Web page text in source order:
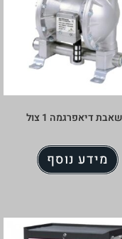
דיאפרגמה 1 צול
מידע נוסף